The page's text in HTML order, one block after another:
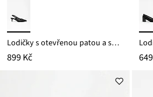
Lodičky s otevřenou patou a splétaným vzhledem
899 Kč